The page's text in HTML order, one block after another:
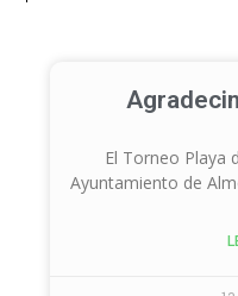
El Torneo Playa
Ayuntamiento de